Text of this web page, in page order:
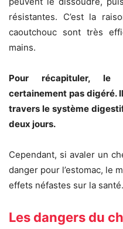
résistantes. C’est la
caoutchouc sont très
mains.
Pour récapituler, le
certainement pas digéré.
travers le système
deux jours.
Cependant, si avaler un
danger pour l’estomac, le
effets néfastes sur la santé.
Les dangers du